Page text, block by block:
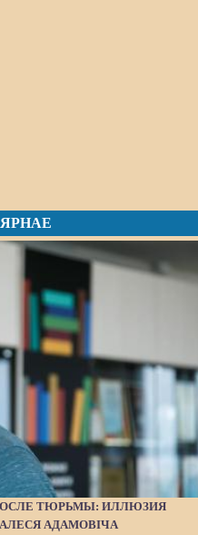
ТЮРЬМЫ: ИЛЛЮЗИЯ
АДАМОВІЧА